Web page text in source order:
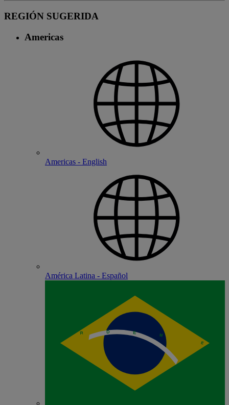
REGIÓN SUGERIDA
Americas
Americas - English
América Latina - Español